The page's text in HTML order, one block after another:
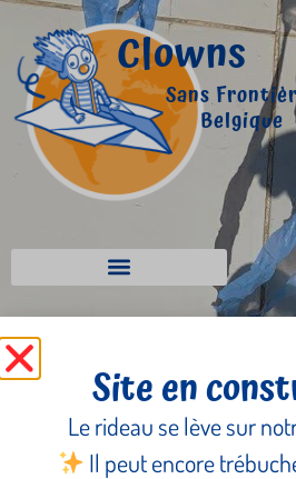
Clowns
Sans
Belgique
Égypte 2024
05/2024- 06/2024Égypte
Site en
Le rideau se lève sur
Il peut encore